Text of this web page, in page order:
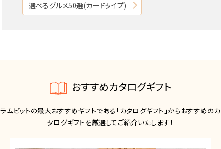
選べるグルメ50選(カードタイプ)
おすすめカタログギフト
ラムビットの最大おすすめギフトである「カタログギフト」からおすすめのカ
タログギフトを厳選してご紹介いたします！